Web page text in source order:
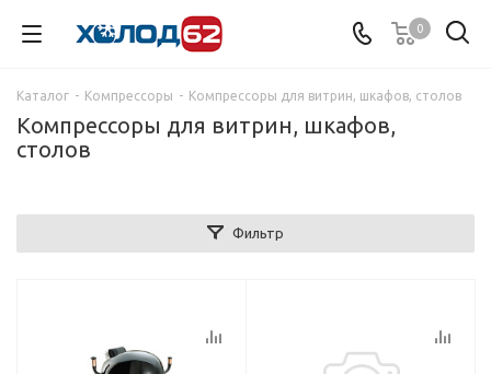
0
Каталог - Компрессоры - Компрессоры для витрин, шкафов, столов
Компрессоры для витрин, шкафов,
столов
Фильтр